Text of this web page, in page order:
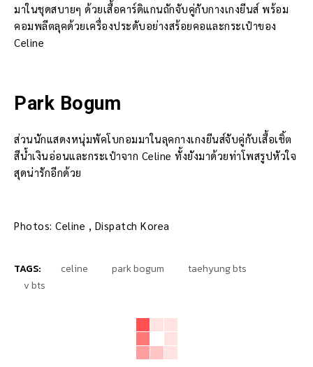
มาในชุดสบายๆ ด้วยเสื้อคาร์ดิแกนถักจับคู่กับกางเกงยีนส์ พร้อม
คอมพลีตลุคด้วยเครื่องประดับอย่างสร้อยคอและกระเป๋าของ
Celine
Park Bogum
ส่วนนักแสดงหนุ่มพัคโบกอมมาในลุคกางเกงยีนส์จับคู่กับเสื้อเชิ้ต
สีน้ำเงินอ่อนและกระเป๋าจาก Celine ทั้งยังมาด้วยท่าโพสรูปหัวใจ
สุดน่ารักอีกด้วย
Photos: Celine , Dispatch Korea
TAGS: celine park bogum
taehyung bts
v bts